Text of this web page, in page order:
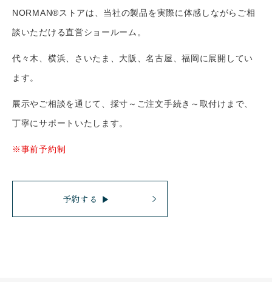
NORMAN®ストアは、当社の製品を実際に体感しながらご相
談いただける直営ショールーム。
代々木、横浜、さいたま、大阪、名古屋、福岡に展開してい
ます。
展示やご相談を通じて、採寸～ご注文手続き～取付けまで、
丁寧にサポートいたします。
※事前予約制
予約する ▶